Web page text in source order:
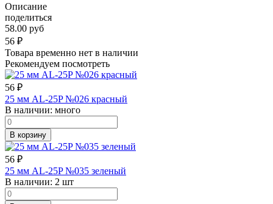
Описание
поделиться
58.00 руб
56 ₽
Товара временно нет в наличии
Рекомендуем посмотреть
56 ₽
25 мм AL-25P №026 красный
В наличии: много
В корзину
56 ₽
25 мм AL-25P №035 зеленый
В наличии: 2 шт